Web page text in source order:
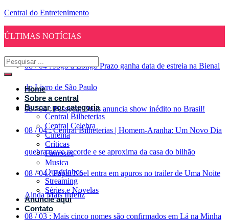
Central do Entretenimento
ÚLTIMAS NOTÍCIAS
08 / 04 : Jogo a Longo Prazo ganha data de estreia na Bienal
do Livro de São Paulo
08 / 04 : Pussycat Dolls anuncia show inédito no Brasil!
08 / 04 : Central Bilheterias | Homem-Aranha: Um Novo Dia
quebra novo recorde e se aproxima da casa do bilhão
08 / 04 : Papai Noel entra em apuros no trailer de Uma Noite
Ainda Mais Infeliz
08 / 03 : Mais cinco nomes são confirmados em Lá na Minha
Home
Sobre a central
Buscar por categoria
Central Bilheterias
Central Celebra
Cinema
Críticas
Famosos
Musica
Quadrinhos
Streaming
Séries e Novelas
Anuncie aqui
Contato